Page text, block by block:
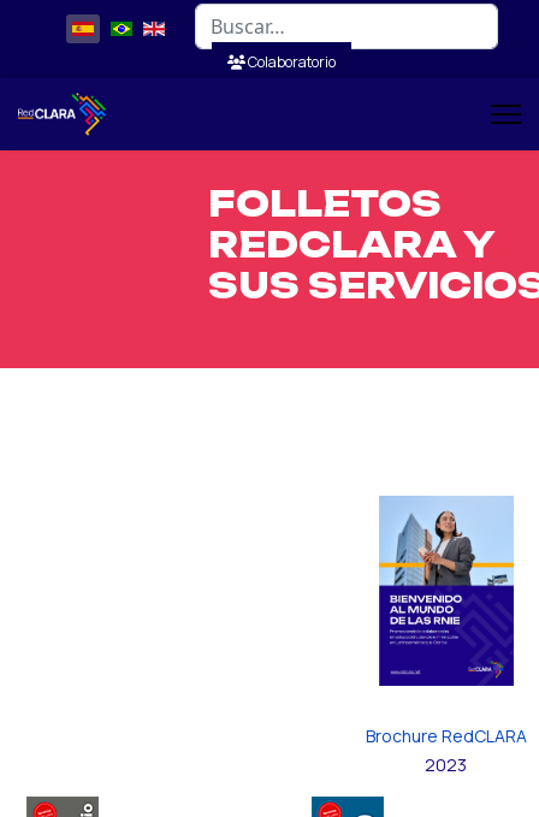
Buscar
Colaboratorio
FOLLETOS
REDCLARA Y
SUS
Brochure RedCLARA
2023